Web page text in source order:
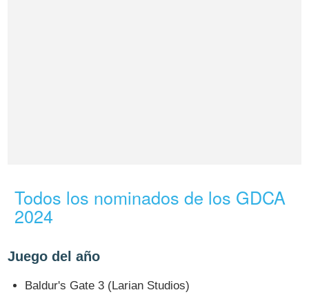
Todos los nominados de los GDCA
2024
Juego del año
Baldur's Gate 3 (Larian Studios)